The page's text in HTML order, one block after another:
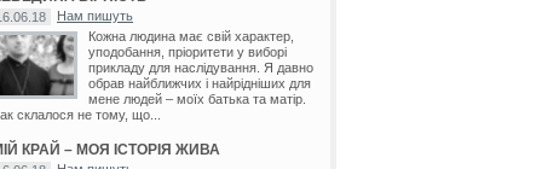
Нам пишуть
Кожна людина має свій характер,
уподобання, пріоритети у виборі
прикладу для наслідування. Я давно
обрав найближчих і найрідніших для
мене людей – моїх батька та матір.
склалося не тому, що...
КРАЙ – МОЯ ІСТОРІЯ ЖИВА